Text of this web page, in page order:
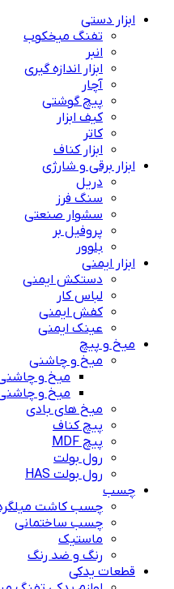
ابزار دستی
تفنگ میخکوب
انبر
ابزار اندازه گیری
آچار
پیچ گوشتی
کیف ابزار
کاتر
ابزار کناف
ابزار برقی و شارژی
دریل
سنگ فرز
سشوار صنعتی
پروفیل بر
بلوور
ابزار ایمنی
دستکش ایمنی
لباس کار
کفش ایمنی
عینک ایمنی
میخ و پیچ
میخ و چاشنی
میخ و
میخ و
میخ های بادی
پیچ کناف
پیچ MDF
رول بولت
رول بولت HAS
چسب
چسب کاشت
چسب ساختمانی
ماستیک
رنگ و ضد رنگ
قطعات یدکی